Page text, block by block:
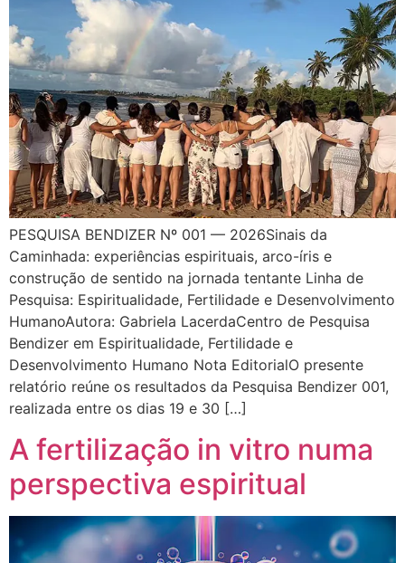
PESQUISA BENDIZER Nº 001 — 2026Sinais da
Caminhada: experiências espirituais, arco-íris e
construção de sentido na jornada tentante Linha de
Pesquisa: Espiritualidade, Fertilidade e Desenvolvimento
HumanoAutora: Gabriela LacerdaCentro de Pesquisa
Bendizer em Espiritualidade, Fertilidade e
Desenvolvimento Humano Nota EditorialO presente
relatório reúne os resultados da Pesquisa Bendizer 001,
realizada entre os dias 19 e 30 […]
A fertilização in vitro numa
perspectiva espiritual